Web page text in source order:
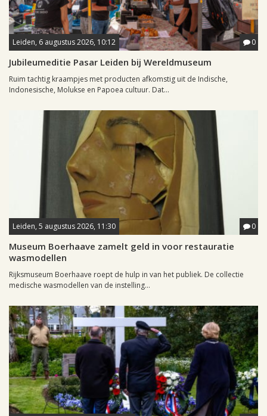
Leiden, 6 augustus 2026, 10:12 0
Jubileumeditie Pasar Leiden bij Wereldmuseum
Ruim tachtig kraampjes met producten afkomstig uit de Indische,
Indonesische, Molukse en Papoea cultuur. Dat...
Leiden, 5 augustus 2026, 11:30 0
Museum Boerhaave zamelt geld in voor restauratie
wasmodellen
Rijksmuseum Boerhaave roept de hulp in van het publiek. De collectie
medische wasmodellen van de instelling...